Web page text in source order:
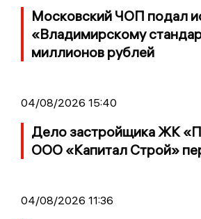
Московский ЧОП подал
«Владимирскому
миллионов рублей
04/08/2026 15:40
Дело застройщика ЖК
ООО «Капитал Строй»
04/08/2026 11:36